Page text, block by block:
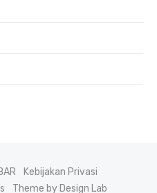
Kebijakan Privasi
Theme by Design Lab